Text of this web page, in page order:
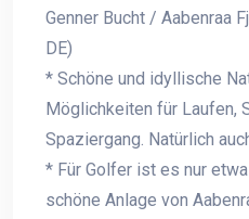
Genner Bucht / Aabenraa
DE)
* Schöne und idyllische
Möglichkeiten für Laufen,
Spaziergang. Natürlich
* Für Golfer ist es nur
schöne Anlage von